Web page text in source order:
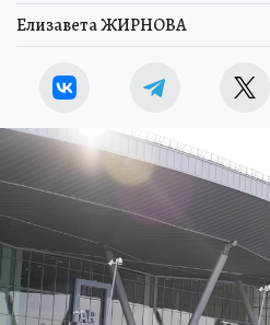
Елизавета ЖИРНОВА